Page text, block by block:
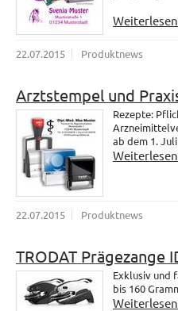
Weiterlesen
22.07.2015 Produktnews
Arztstempel und
Rezepte:
ab dem 1.
Weiterlesen
22.07.2015 Produktnews
TRODAT Prägezange
Exklusiv und
bis 160
Weiterlesen